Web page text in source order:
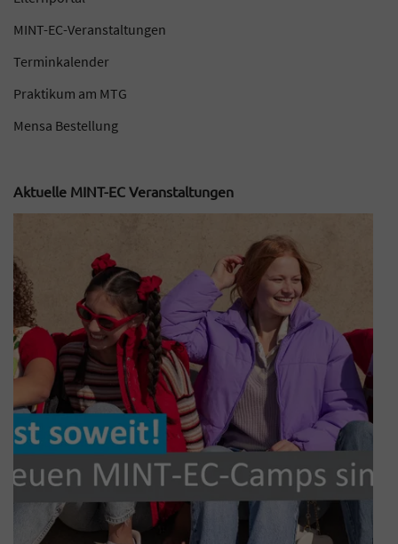
MINT-EC-Veranstaltungen
Terminkalender
Praktikum am MTG
Mensa Bestellung
Aktuelle MINT-EC Veranstaltungen